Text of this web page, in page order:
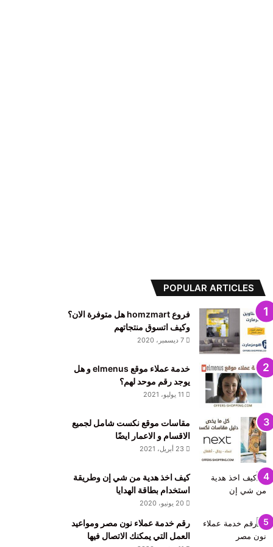
POPULAR ARTICLES
فروع homzmart هل متوفرة الان؟
وكيف اتسوق منتجاتهم
7 ديسمبر، 2020
خدمة عملاء موقع elmenus و هل
يوجد رقم موحد لهم؟
11 يوليو، 2021
مقاسات موقع نكست شامل لجميع
الاقسام و الاعمار ايضًا
23 أبريل، 2021
كيف اخذ هدية من شي إن وطريقة
استخدام بطاقة الهدايا
20 يونيو، 2020
رقم خدمة عملاء نون مصر ومواعيد
العمل التي يمكنك الاتصال فيها